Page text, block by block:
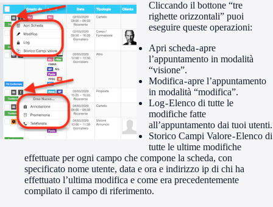
Cliccando il bottone “tre
righette orizzontali” puoi
eseguire queste operazioni:
Apri scheda - apre
l’appuntamento in modalità
“visione”.
Modifica - apre l’appuntamento
in modalità “modifica”.
Log - Elenco di tutte le
modifiche fatte
all’appuntamento dai tuoi utenti.
Storico Campi Valore - Elenco di
tutte le ultime modifiche
effettuate per ogni campo che compone la scheda, con
specificato nome utente, data e ora e indirizzo ip di chi ha
effettuato l’ultima modifica e come era precedentemente
compilato il campo di riferimento.